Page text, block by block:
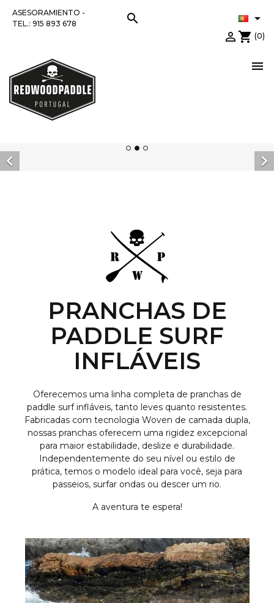
ASESORAMIENTO -
TEL.: 915 893 678
search

 shopping_cart (0)

 
PRANCHAS DE
PADDLE SURF
INFLÁVEIS
Oferecemos uma linha completa de pranchas de
paddle surf infláveis, tanto leves quanto resistentes.
Fabricadas com tecnologia Woven de camada dupla,
nossas pranchas oferecem uma rigidez excepcional
para maior estabilidade, deslize e durabilidade.
Independentemente do seu nível ou estilo de
prática, temos o modelo ideal para você, seja para
passeios, surfar ondas ou descer um rio.
A aventura te espera!